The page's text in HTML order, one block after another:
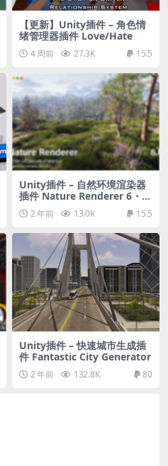
【更新】Unity插件 – 角色情
绪管理器插件 Love/Hate
4 周前 27.3K 15.5
Unity插件 – 自然环境渲染器
插件 Nature Renderer 6・Pr
o 2 年前 13.0K 15.5
Unity插件 – 快速城市生成插
件 Fantastic City Generator
2 年前 132.8K 80